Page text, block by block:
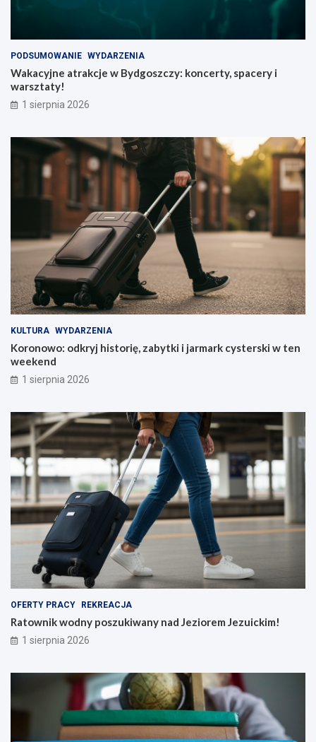
PODSUMOWANIE WYDARZENIA
Wakacyjne atrakcje w Bydgoszczy: koncerty, spacery i
warsztaty!
1 sierpnia 2026
KULTURA WYDARZENIA
Koronowo: odkryj historię, zabytki i jarmark cysterski w ten
weekend
1 sierpnia 2026
OFERTY PRACY REKREACJA
Ratownik wodny poszukiwany nad Jeziorem Jezuickim!
1 sierpnia 2026